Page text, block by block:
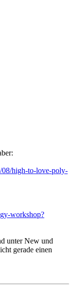
08/high-to-love-poly-
workshop?
unter New und
gerade einen